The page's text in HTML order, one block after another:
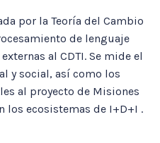
por la Teoría del Cambio
de lenguaje
al CDTI. Se mide el
y social, así como los
al proyecto de Misiones
los ecosistemas de I+D+I .